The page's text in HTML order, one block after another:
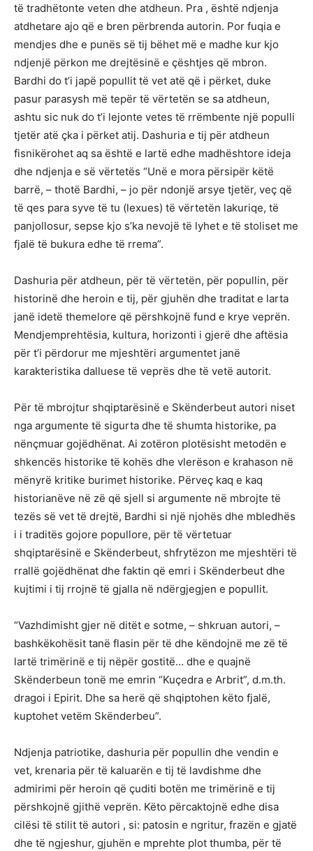
të tradhëtonte veten dhe atdheun. Pra , është ndjenja
atdhetare ajo që e bren përbrenda autorin. Por fuqia e
mendjes dhe e punës së tij bëhet më e madhe kur kjo
ndjenjë përkon me drejtësinë e çështjes që mbron.
Bardhi do t’i japë popullit të vet atë që i përket, duke
pasur parasysh më tepër të vërtetën se sa atdheun,
ashtu sic nuk do t’i lejonte vetes të rrëmbente një populli
tjetër atë çka i përket atij. Dashuria e tij për atdheun
fisnikërohet aq sa është e lartë edhe madhështore ideja
dhe ndjenja e së vërtetës “Unë e mora përsipër këtë
barrë, – thotë Bardhi, – jo për ndonjë arsye tjetër, veç që
të qes para syve të tu (lexues) të vërtetën lakuriqe, të
panjollosur, sepse kjo s’ka nevojë të lyhet e të stoliset me
fjalë të bukura edhe të rrema”.
Dashuria për atdheun, për të vërtetën, për popullin, për
historinë dhe heroin e tij, për gjuhën dhe traditat e larta
janë idetë themelore që përshkojnë fund e krye veprën.
Mendjemprehtësia, kultura, horizonti i gjerë dhe aftësia
për t’i përdorur me mjeshtëri argumentet janë
karakteristika dalluese të veprës dhe të vetë autorit.
Për të mbrojtur shqiptarësinë e Skënderbeut autori niset
nga argumente të sigurta dhe të shumta historike, pa
nënçmuar gojëdhënat. Ai zotëron plotësisht metodën e
shkencës historike të kohës dhe vlerëson e krahason në
mënyrë kritike burimet historike. Përveç kaq e kaq
historianëve në zë që sjell si argumente në mbrojte të
tezës së vet të drejtë, Bardhi si një njohës dhe mbledhës
i i traditës gojore popullore, për të vërtetuar
shqiptarësinë e Skënderbeut, shfrytëzon me mjeshtëri të
rrallë gojëdhënat dhe faktin që emri i Skënderbeut dhe
kujtimi i tij rrojnë të gjalla në ndërgjegjen e popullit.
“Vazhdimisht gjer në ditët e sotme, – shkruan autori, –
bashkëkohësit tanë flasin për të dhe këndojnë me zë të
lartë trimërinë e tij nëpër gostitë… dhe e quajnë
Skënderbeun tonë me emrin “Kuçedra e Arbrit”, d.m.th.
dragoi i Epirit. Dhe sa herë që shqiptohen këto fjalë,
kuptohet vetëm Skënderbeu”.
Ndjenja patriotike, dashuria për popullin dhe vendin e
vet, krenaria për të kaluarën e tij të lavdishme dhe
admirimi për heroin që çuditi botën me trimërinë e tij
përshkojnë gjithë veprën. Këto përcaktojnë edhe disa
cilësi të stilit të autori , si: patosin e ngritur, frazën e gjatë
dhe të ngjeshur, gjuhën e mprehte plot thumba, për të